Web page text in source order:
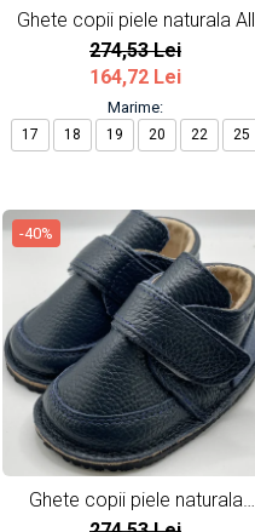
Ghete copii piele naturala All
Grey
274,53 Lei
164,72 Lei
Marime:
17 18 19 20 22 25
-40%
Ghete copii piele naturala
Bleumarin